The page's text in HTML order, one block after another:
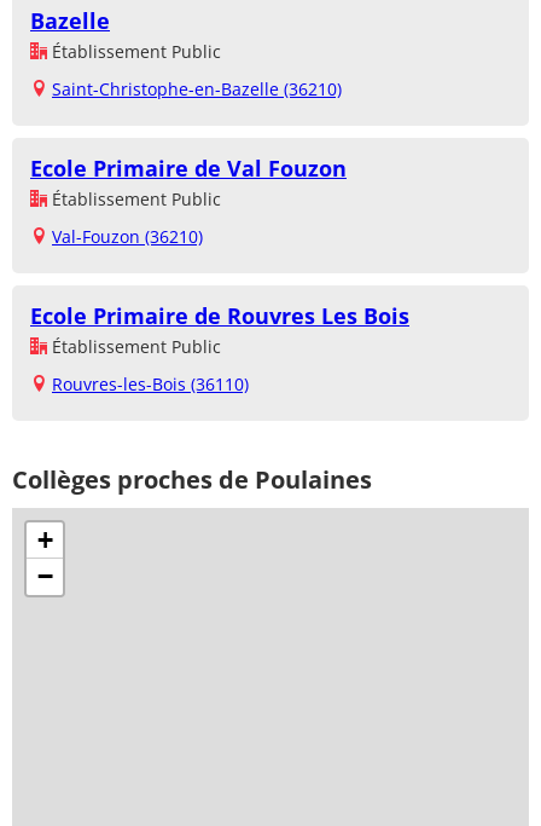
Bazelle
Établissement Public
Saint-Christophe-en-Bazelle (36210)
Ecole Primaire de Val Fouzon
Établissement Public
Val-Fouzon (36210)
Ecole Primaire de Rouvres Les Bois
Établissement Public
Rouvres-les-Bois (36110)
Collèges proches de Poulaines
+
−